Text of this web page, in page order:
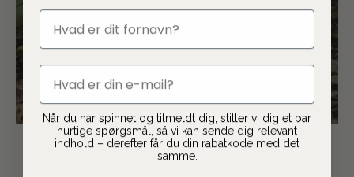
SE PRODUKTER
LÆS JAGUARMAGASINET
fornavn
email
Når du har spinnet og tilmeldt dig, stiller vi dig et par
hurtige spørgsmål, så vi kan sende dig relevant
indhold – derefter får du din rabatkode med det
samme.